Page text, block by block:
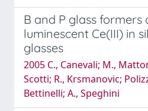
B and P glass formers
luminescent Ce(III) in
glasses
2005 C., Canevali; M.,
Scotti; R., Krsmanovic;
Bettinelli; A., Speghini